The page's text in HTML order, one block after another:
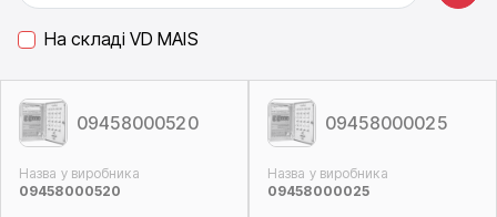
На складі VD MAIS
09458000520
Назва у виробника
09458000520
09458000025
Назва у виробника
09458000025